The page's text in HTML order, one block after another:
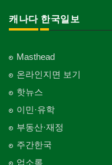
캐나다 한국일보
Masthead
온라인지면 보기
핫뉴스
이민·유학
부동산·재정
주간한국
업소록